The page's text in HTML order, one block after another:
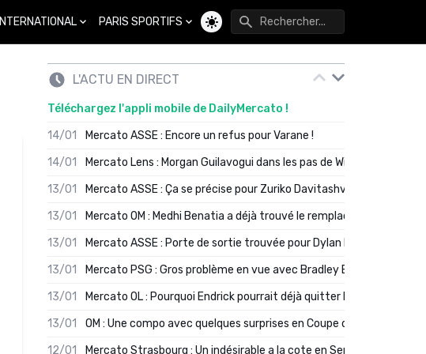
INTERNATIONAL PARIS SPORTIFS
Changer de thème
L'ACTU EN DIRECT
Téléchargez l'appli mobile de DailyMercato !
14/01
Mercato ASSE : Encore un refus pour Varane !
14/01
Mercato Lens : Morgan Guilavogui dans les pas de Will Still ?
13/01
Mercato ASSE : Ça se précise pour Zuriko Davitashvili
13/01
Mercato OM : Medhi Benatia a déjà trouvé le remplaçant de Robinio
13/01
Mercato ASSE : Porte de sortie trouvée pour Dylan Batubinsika
13/01
Mercato PSG : Gros problème en vue avec Bradley Barcola ?
13/01
Mercato OL : Pourquoi Endrick pourrait déjà quitter Lyon en janvier
13/01
OM : Une compo avec quelques surprises en Coupe de France
12/01
Mercato Strasbourg : Un indésirable a la cote en Serie A